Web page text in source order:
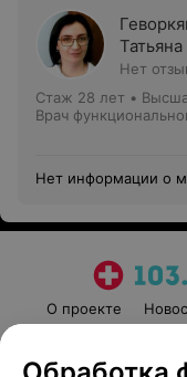
Нет
Стаж 28 лет •
Врач
Нет информации о
О проекте